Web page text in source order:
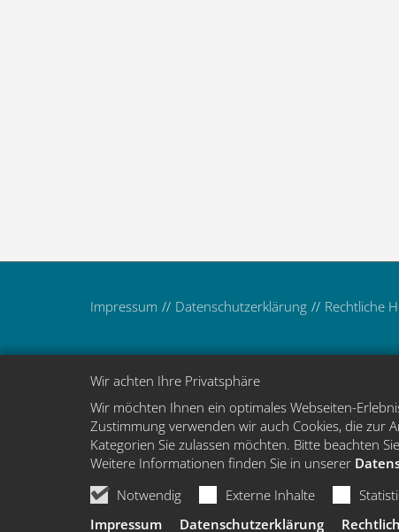
Wir achten Ihre Privatsphäre
Wir möchten Ihnen ein optimales Webseiten-
Zustimmung verwenden wir auch Cookies, die zur
Kategorien Sie zulassen möchten. Bitte beachten
Weitere Informationen finden Sie in unserer
Notwendig
Externe Inhalte
Impressum Datenschutzerklärung
Impressum Datenschutzerklärung Rechtliche